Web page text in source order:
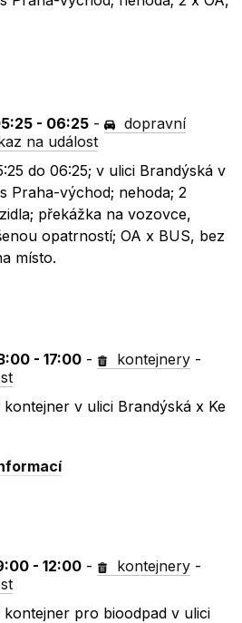
- 06:25 -
dopravní
na událost
do 06:25; v ulici Brandýská v
Praha-východ; nehoda; 2
překážka na vozovce,
opatrností; OA x BUS, bez
místo.
- 17:00 - kontejnery -
v ulici Brandýská x Ke
- 12:00 - kontejnery -
kontejner pro bioodpad v ulici